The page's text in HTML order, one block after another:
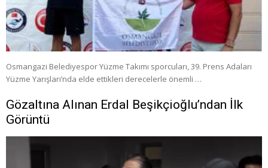
Osmangazi Belediyespor Yüzme Takımı sporcuları, 39. Prens Adaları
Yüzme Yarışları’nda elde ettikleri derecelerle önemli …
Gözaltına Alınan Erdal Beşikçioğlu’ndan İlk
Görüntü